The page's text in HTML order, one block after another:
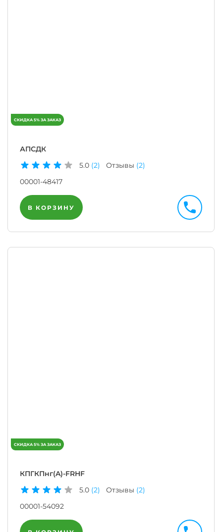
АПСДК
5.0 (2) Отзывы (2)
00001-48417
В КОРЗИНУ
КПГКПнг(A)-FRHF
5.0 (2) Отзывы (2)
00001-54092